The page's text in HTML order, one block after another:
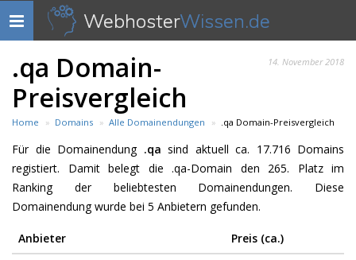
Navigation
anzeigen
WebhosterWissen.de
14. November 2018
.qa Domain-
Preisvergleich
Home Domains Alle Domainendungen .qa Domain-Preisvergleich
Für die Domainendung .qa sind aktuell ca. 17.716 Domains
registiert. Damit belegt die .qa-Domain den 265. Platz im
Ranking der beliebtesten Domainendungen. Diese
Domainendung wurde bei 5 Anbietern gefunden.
Anbieter
Preis (ca.)